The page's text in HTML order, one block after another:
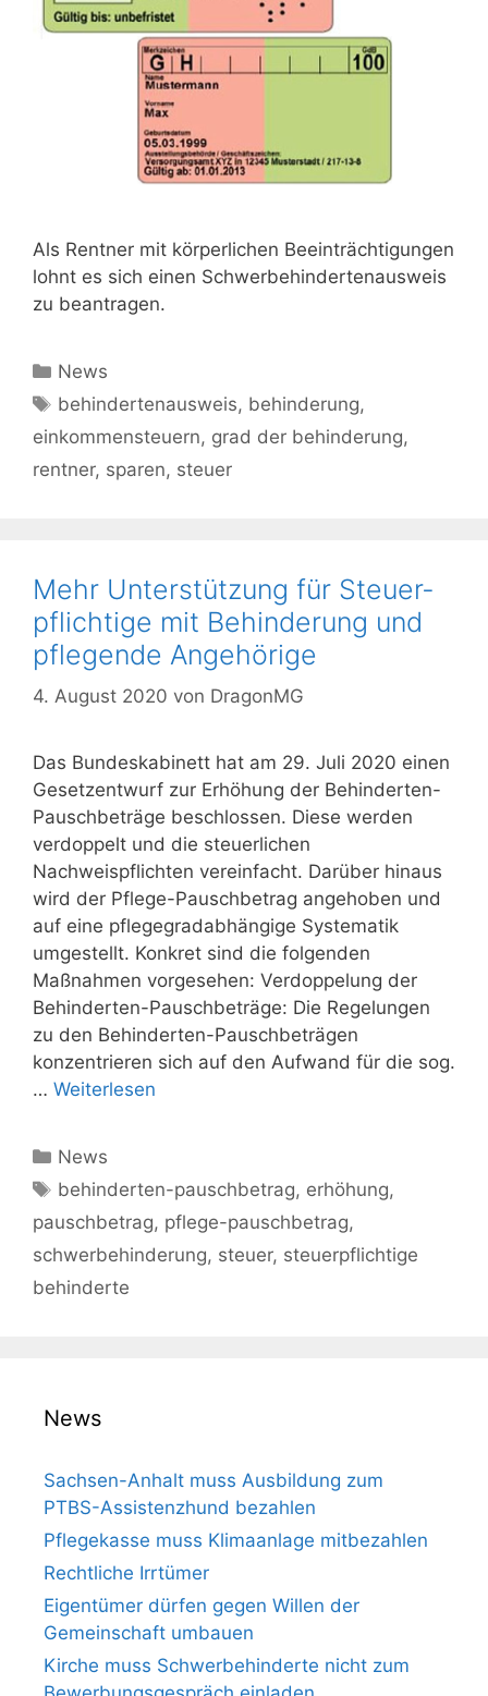
Als Rentner mit körperlichen Beeinträchtigungen
lohnt es sich einen Schwerbehindertenausweis
zu beantragen.
Kategorien
News
Schlagwörter
behindertenausweis, behinderung,
einkommensteuern, grad der behinderung,
rentner, sparen, steuer
Mehr Un­ter­stüt­zung für Steu­er­
pflich­ti­ge mit Be­hin­de­rung und
pfle­gen­de An­ge­hö­ri­ge
4. August 2020 von DragonMG
Das Bundeskabinett hat am 29. Juli 2020 einen
Gesetzentwurf zur Erhöhung der Behinderten-
Pauschbeträge beschlossen. Diese werden
verdoppelt und die steuerlichen
Nachweispflichten vereinfacht. Darüber hinaus
wird der Pflege-Pauschbetrag angehoben und
auf eine pflegegradabhängige Systematik
umgestellt. Konkret sind die folgenden
Maßnahmen vorgesehen: Verdoppelung der
Behinderten-Pauschbeträge: Die Regelungen
zu den Behinderten-Pauschbeträgen
konzentrieren sich auf den Aufwand für die sog.
… Weiterlesen
Kategorien
News
Schlagwörter
behinderten-pauschbetrag, erhöhung,
pauschbetrag, pflege-pauschbetrag,
schwerbehinderung, steuer, steuerpflichtige
behinderte
News
Sachsen-Anhalt muss Aus­bil­dung zum
PTBS-Assis­tenz­hund bezahlen
Pflegekasse muss Klimaanlage mitbezahlen
Rechtliche Irrtümer
Eigentümer dürfen gegen Willen der
Gemeinschaft umbauen
Kirche muss Schwerbehinderte nicht zum